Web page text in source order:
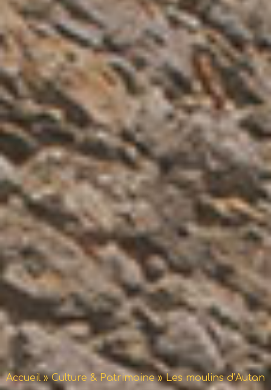
Accueil»Culture & Patrimoine»Les moulins d’Autan